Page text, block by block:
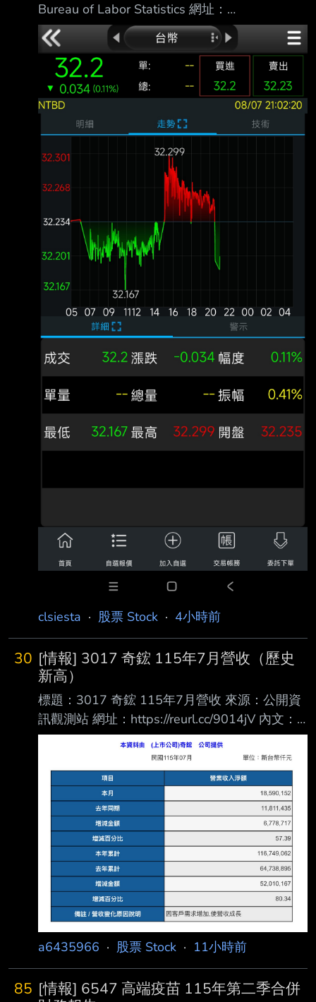
Bureau of Labor Statistics 網址：
https://www.bls.gov/ 內文： 美國7月非農就業
人口 前值修正為2.0萬（原公布5.7萬） 預期8.0
萬 公佈為-2.3萬 美國7月失業率 前值 4.2% 預
期 4.2% 公佈 4.1% 越爛越噴，升息機會降低，
台指期夜盤先向上一根？ ----- Sent from JPTT
on my iPhone --
clsiesta · 股票 Stock · 4小時前
30 [情報] 3017 奇鋐 115年7月營收（歷史
新高）
標題：3017 奇鋐 115年7月營收 來源：公開資
訊觀測站 網址：https://reurl.cc/9014jV 內文：
https://i.mopix.cc/GS2PZ1.jpg 7月營收 年增
57.4% 月增5.5% 最近漲很多的奇鋐今天拉回，
是買點？ --
a6435966 · 股票 Stock · 11小時前
85 [情報] 6547 高端疫苗 115年第二季合併